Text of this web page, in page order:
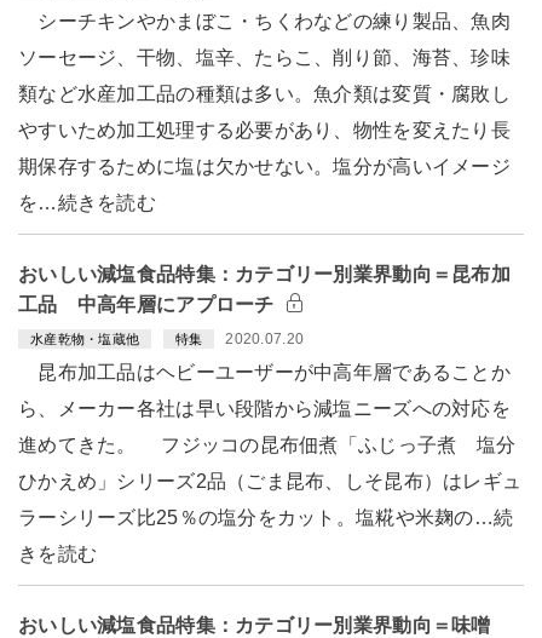
シーチキンやかまぼこ・ちくわなどの練り製品、魚肉
ソーセージ、干物、塩辛、たらこ、削り節、海苔、珍味
類など水産加工品の種類は多い。魚介類は変質・腐敗し
やすいため加工処理する必要があり、物性を変えたり長
期保存するために塩は欠かせない。塩分が高いイメージ
を…続きを読む
おいしい減塩食品特集：カテゴリー別業界動向＝昆布加
工品 中高年層にアプローチ
水産乾物・塩蔵他 特集 2020.07.20
昆布加工品はヘビーユーザーが中高年層であることか
ら、メーカー各社は早い段階から減塩ニーズへの対応を
進めてきた。 フジッコの昆布佃煮「ふじっ子煮 塩分
ひかえめ」シリーズ2品（ごま昆布、しそ昆布）はレギュ
ラーシリーズ比25％の塩分をカット。塩糀や米麹の…続
きを読む
おいしい減塩食品特集：カテゴリー別業界動向＝味噌